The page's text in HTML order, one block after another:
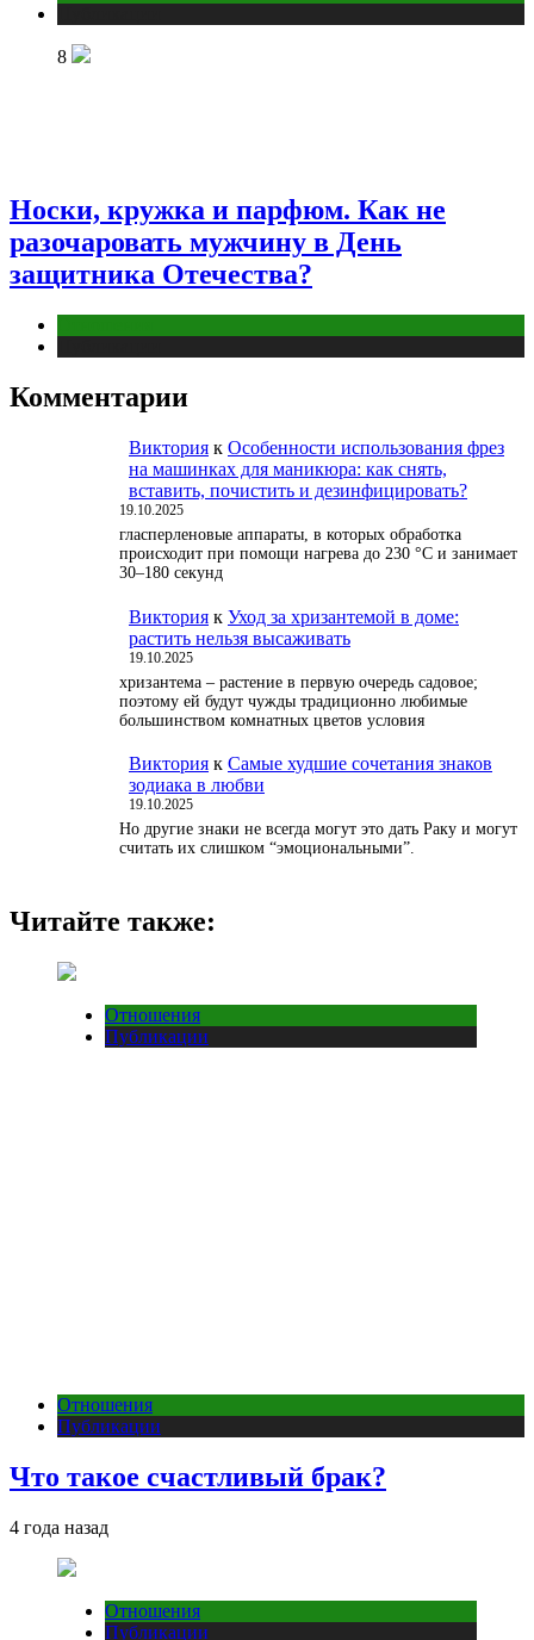
8
Носки, кружка и парфюм. Как не
разочаровать мужчину в День
защитника Отечества?
Комментарии
Виктория к Особенности использования фрез
на машинках для маникюра: как снять,
вставить, почистить и дезинфицировать?
19.10.2025
гласперленовые аппараты, в которых обработка
происходит при помощи нагрева до 230 °С и занимает
30–180 секунд
Виктория к Уход за хризантемой в доме:
растить нельзя высаживать
19.10.2025
хризантема – растение в первую очередь садовое;
поэтому ей будут чужды традиционно любимые
большинством комнатных цветов условия
Виктория к Самые худшие сочетания знаков
зодиака в любви
19.10.2025
Но другие знаки не всегда могут это дать Раку и могут
считать их слишком “эмоциональными”.
Читайте также:
Отношения
Публикации
Отношения
Публикации
Что такое счастливый брак?
4 года назад
Отношения
Публикации